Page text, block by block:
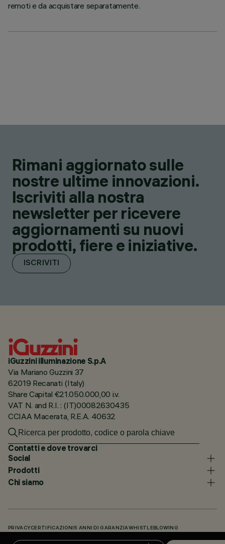
remoti e da acquistare separatamente.
Rimani aggiornato sulle
nostre ultime innovazioni.
Iscriviti alla nostra
newsletter per ricevere
aggiornamenti su nuovi
prodotti, fiere e iniziative.
ISCRIVITI
iGuzzini illuminazione S.p.A
Via Mariano Guzzini 37
62019 Recanati (Italy)
Share Capital €21.050.000,00 i.v.
VAT N. and R.I. : (IT)00082630435
CCIAA Macerata, R.E.A. 40632
Contatti e dove trovarci
Social
Prodotti
Chi siamo
PRIVACY CERTIFICAZIONI 5 ANNI DI GARANZIAWHISTLEBLOWING